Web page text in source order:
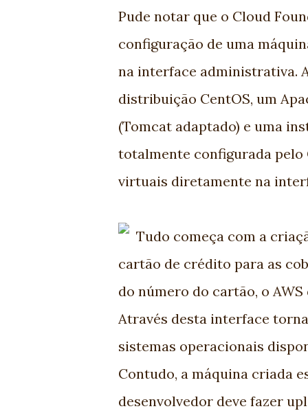
Pude notar que o Cloud
configuração de uma
na interface administrativa.
distribuição CentOS, um
(Tomcat adaptado) e uma
totalmente configurada pelo
virtuais diretamente na
Tudo começa com a
cartão de crédito para as
do número do cartão, o
Através desta interface
sistemas operacionais
Contudo, a máquina criada
desenvolvedor deve fazer